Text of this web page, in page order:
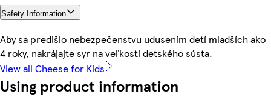
Safety Information
Aby sa predišlo nebezpečenstvu udusením detí mladších ako
4 roky, nakrájajte syr na veľkosti detského sústa.
View all Cheese for Kids
Using product information